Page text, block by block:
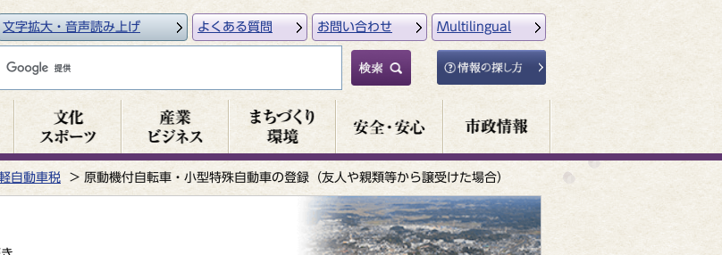
文字拡大・音声読み上げ よくある質問 お問い合わせ Multilingual
自動車税 原動機付自転車・小型特殊自動車の登録（友人や親類等から譲受けた場合）